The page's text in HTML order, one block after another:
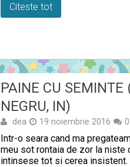
Citeste tot
PAINE CU
NEGRU, IN)
dea 19 noiembrie 2016 0
Intr-o seara cand ma
meu sot rontaia de zor la
intinsese tot si cerea insistent.